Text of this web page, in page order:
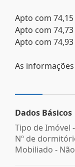
Apto com 74,15
Apto com 74,73
Apto com
As
Dados Básicos
Tipo de Imóvel
Nº de
Mobiliado - Não